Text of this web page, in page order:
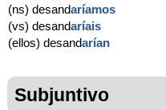
(ns) desandaríamos
(vs) desandaríais
(ellos) desandarían
Subjuntivo